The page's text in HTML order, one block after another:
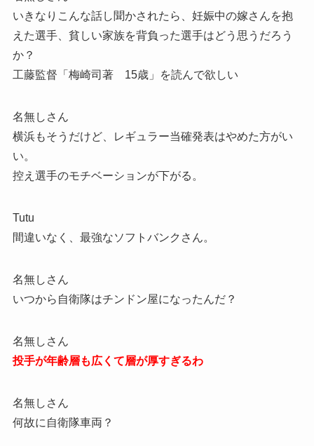
いきなりこんな話し聞かされたら、妊娠中の嫁さんを抱
えた選手、貧しい家族を背負った選手はどう思うだろう
か？
工藤監督「梅崎司著 15歳」を読んで欲しい
名無しさん
横浜もそうだけど、レギュラー当確発表はやめた方がい
い。
控え選手のモチベーションが下がる。
Tutu
間違いなく、最強なソフトバンクさん。
名無しさん
いつから自衛隊はチンドン屋になったんだ？
名無しさん
投手が年齢層も広くて層が厚すぎるわ
名無しさん
何故に自衛隊車両？